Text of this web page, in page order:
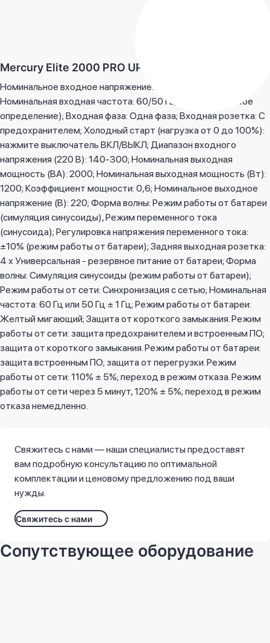
Mercury Elite 2000 PRO UPS (ELITE-2000PRO)
Номинальное входное напряжение: 2000 ВА / 1200 Вт;
Номинальная входная частота: 60/50 Гц (автоматическое
определение); Входная фаза: Одна фаза; Входная розетка: С
предохранителем; Холодный старт (нагрузка от 0 до 100%):
нажмите выключатель ВКЛ/ВЫКЛ; Диапазон входного
напряжения (220 В): 140-300; Номинальная выходная
мощность (ВА): 2000; Номинальная выходная мощность (Вт):
1200; Коэффициент мощности: 0,6; Номинальное выходное
напряжение (В): 220; Форма волны: Режим работы от батареи
(симуляция синусоиды), Режим переменного тока
(синусоида); Регулировка напряжения переменного тока:
±10% (режим работы от батареи); Задняя выходная розетка:
4 x Универсальная - резервное питание от батареи; Форма
волны: Симуляция синусоиды (режим работы от батареи);
Режим работы от сети: Синхронизация с сетью; Номинальная
частота: 60 ​​Гц или 50 Гц ± 1 Гц; Режим работы от батареи:
Желтый мигающий; Защита от короткого замыкания. Режим
работы от сети: защита предохранителем и встроенным ПО;
защита от короткого замыкания. Режим работы от батареи:
защита встроенным ПО; защита от перегрузки. Режим
работы от сети: 110% ± 5%; переход в режим отказа. Режим
работы от сети через 5 минут, 120% ± 5%; переход в режим
отказа немедленно.
Свяжитесь с нами — наши специалисты предоставят
вам подробную консультацию по оптимальной
комплектации и ценовому предложению под ваши
нужды.
Свяжитесь с нами
Сопутствующее оборудование